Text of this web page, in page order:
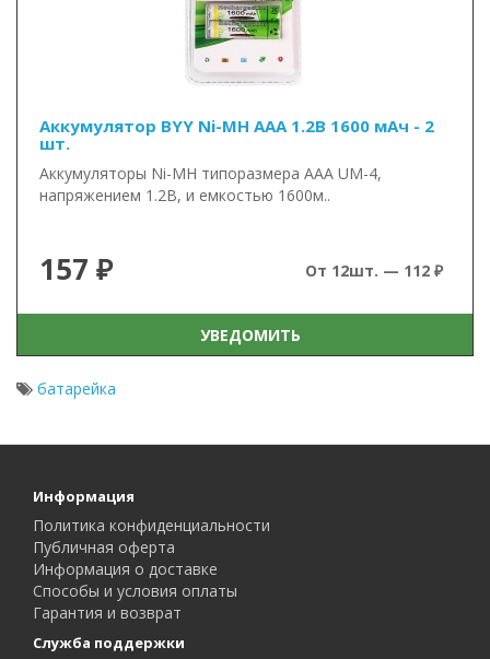
Аккумулятор BYY Ni-MH AAA 1.2В 1600 мАч - 2
шт.
Аккумуляторы Ni-MH типоразмера AAA UM-4,
напряжением 1.2В, и емкостью 1600м..
157 ₽ От 12шт. — 112 ₽
УВЕДОМИТЬ
батарейка
Информация
Политика конфиденциальности
Публичная оферта
Информация о доставке
Способы и условия оплаты
Гарантия и возврат
Служба поддержки